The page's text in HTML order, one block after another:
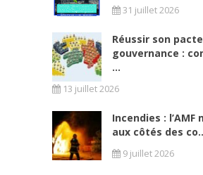
31 juillet 2026
Réussir son
gouvernance :
...
13 juillet 2026
Incendies : l’AMF
aux côtés des
9 juillet 2026